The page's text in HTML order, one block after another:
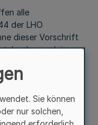
alle
der LHO
dieser Vorschrift
auch in
und
Sie können
nur solchen,